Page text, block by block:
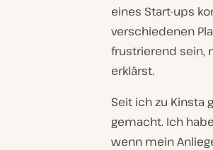
eines Start-ups
verschiedenen
frustrierend sein,
erklärst.
Seit ich zu Kinsta
gemacht. Ich
wenn mein